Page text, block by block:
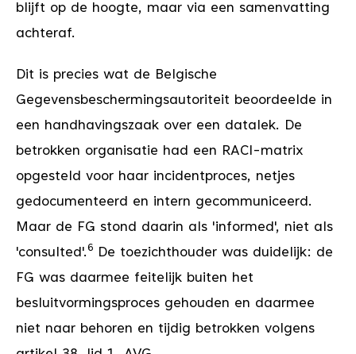
blijft op de hoogte, maar via een samenvatting
achteraf.
Dit is precies wat de Belgische
Gegevensbeschermingsautoriteit beoordeelde in
een handhavingszaak over een datalek. De
betrokken organisatie had een RACI-matrix
opgesteld voor haar incidentproces, netjes
gedocumenteerd en intern gecommuniceerd.
Maar de FG stond daarin als 'informed', niet als
'consulted'.6
De toezichthouder was duidelijk: de
FG was daarmee feitelijk buiten het
besluitvormingsproces gehouden en daarmee
niet naar behoren en tijdig betrokken volgens